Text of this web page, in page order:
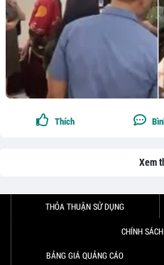
Thích
Xem
THỎA THUẬN SỬ DỤNG
CHÍNH
BẢNG GIÁ QUẢNG CÁO